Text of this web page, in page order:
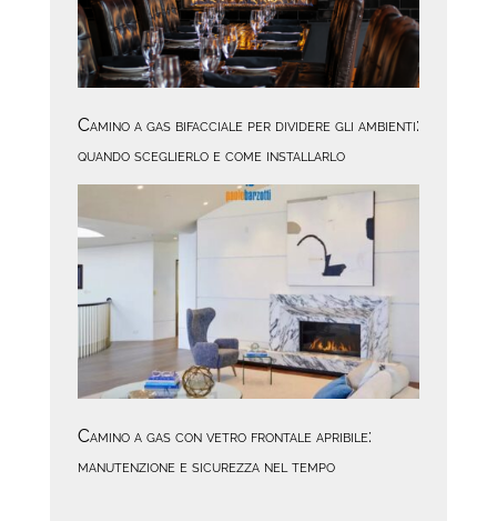
Camino a gas bifacciale per dividere gli ambienti:
quando sceglierlo e come installarlo
Camino a gas con vetro frontale apribile:
manutenzione e sicurezza nel tempo